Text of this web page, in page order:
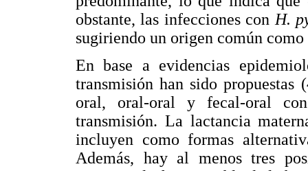
obstante, las infecciones conH.
sugiriendo un origen común
En base a evidencias
transmisión han sido
oral, oral-oral y fecal-oral
transmisión. La lactancia
incluyen como formas
Además, hay al menos tres